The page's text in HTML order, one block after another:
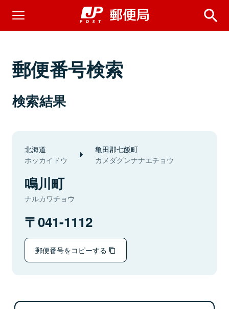
郵便番号検索
検索結果
北海道
ホッカイドウ
亀田郡七飯町
カメダグンナナエチョウ
鳴川町
ナルカワチョウ
041-1112
郵便番号をコピーする